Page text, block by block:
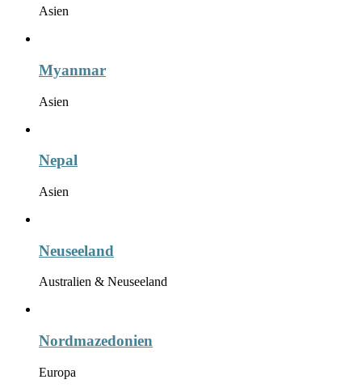
Asien
Myanmar
Asien
Nepal
Asien
Neuseeland
Australien & Neuseeland
Nordmazedonien
Europa